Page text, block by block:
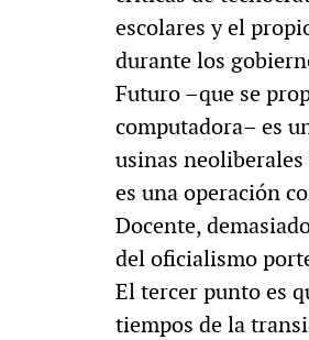
escolares y el
durante los
Futuro –que se
computadora– es
usinas
es una operación
Docente,
del oficialismo
El tercer punto es
tiempos de la